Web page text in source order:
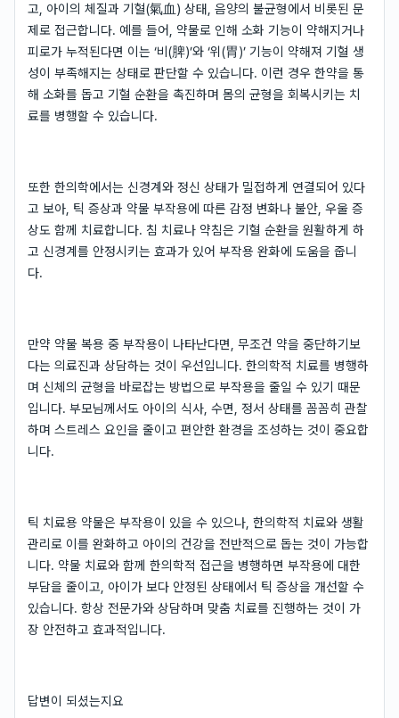
고, 아이의 체질과 기혈(氣血) 상태, 음양의 불균형에서 비롯된 문
제로 접근합니다. 예를 들어, 약물로 인해 소화 기능이 약해지거나
피로가 누적된다면 이는 ‘비(脾)’와 ‘위(胃)’ 기능이 약해져 기혈 생
성이 부족해지는 상태로 판단할 수 있습니다. 이런 경우 한약을 통
해 소화를 돕고 기혈 순환을 촉진하며 몸의 균형을 회복시키는 치
료를 병행할 수 있습니다.
또한 한의학에서는 신경계와 정신 상태가 밀접하게 연결되어 있다
고 보아, 틱 증상과 약물 부작용에 따른 감정 변화나 불안, 우울 증
상도 함께 치료합니다. 침 치료나 약침은 기혈 순환을 원활하게 하
고 신경계를 안정시키는 효과가 있어 부작용 완화에 도움을 줍니
다.
만약 약물 복용 중 부작용이 나타난다면, 무조건 약을 중단하기보
다는 의료진과 상담하는 것이 우선입니다. 한의학적 치료를 병행하
며 신체의 균형을 바로잡는 방법으로 부작용을 줄일 수 있기 때문
입니다. 부모님께서도 아이의 식사, 수면, 정서 상태를 꼼꼼히 관찰
하며 스트레스 요인을 줄이고 편안한 환경을 조성하는 것이 중요합
니다.
틱 치료용 약물은 부작용이 있을 수 있으나, 한의학적 치료와 생활
관리로 이를 완화하고 아이의 건강을 전반적으로 돕는 것이 가능합
니다. 약물 치료와 함께 한의학적 접근을 병행하면 부작용에 대한
부담을 줄이고, 아이가 보다 안정된 상태에서 틱 증상을 개선할 수
있습니다. 항상 전문가와 상담하며 맞춤 치료를 진행하는 것이 가
장 안전하고 효과적입니다.
답변이 되셨는지요